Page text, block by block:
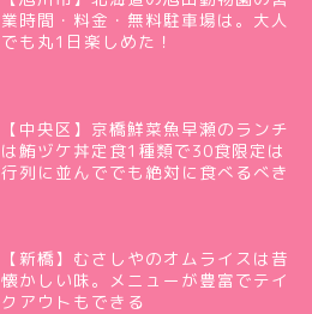
業時間・料金・無料駐車場は。大人
でも丸1日楽しめた！
【中央区】京橋鮮菜魚早瀬のランチ
は鮪ヅケ丼定食1種類で30食限定は
行列に並んででも絶対に食べるべき
【新橋】むさしやのオムライスは昔
懐かしい味。メニューが豊富でテイ
クアウトもできる